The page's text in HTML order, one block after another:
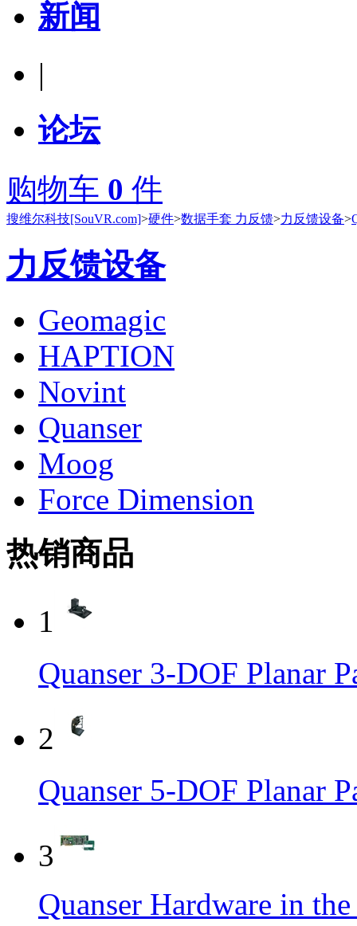
新闻
|
论坛
购物车 0 件
搜维尔科技[SouVR.com]>硬件>数据手套 力反馈>力反馈设备>
力反馈设备
Geomagic
HAPTION
Novint
Quanser
Moog
Force Dimension
热销商品
1
Quanser 3-DOF Planar
2
Quanser 5-DOF Planar
3
Quanser Hardware in